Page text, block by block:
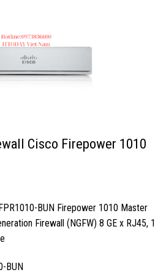
Cisco Firepower 1010
BUN Firepower 1010 Master
Firewall (NGFW) 8 GE x RJ45, 1
BUN